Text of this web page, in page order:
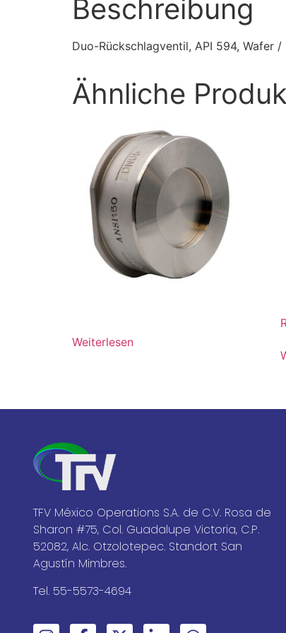
Beschreibung
Duo-Rückschlagventil, API 594, Wafer /
Ähnliche
Weiterlesen
TFV México Operations S.A. de C.V. Rosa de
Sharon #75, Col. Guadalupe Victoria, C.P.
52082, Alc. Otzolotepec. Standort San
Agustín Mimbres.
Tel. 55-5573-4694